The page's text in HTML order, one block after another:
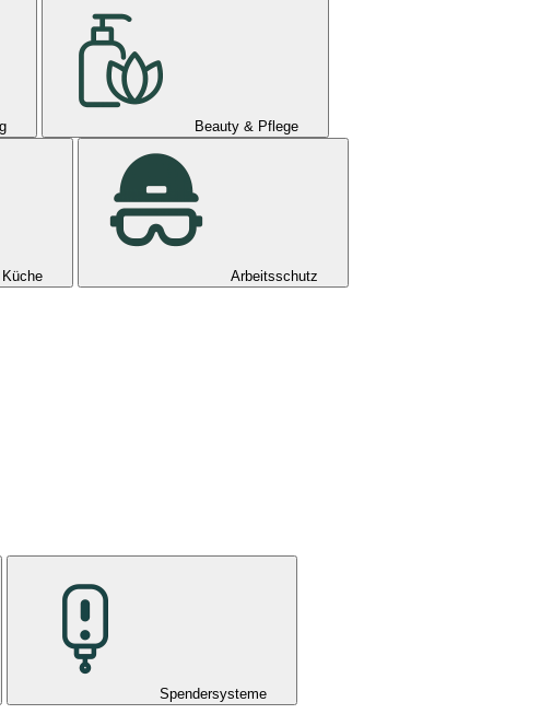
Beauty & Pflege
Arbeitsschutz
Spendersysteme